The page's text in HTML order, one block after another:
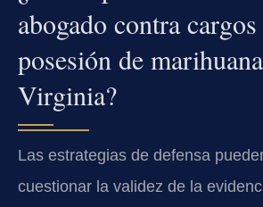
abogado contra
posesión de
Virginia?
Las estrategias de defensa
cuestionar la validez de la